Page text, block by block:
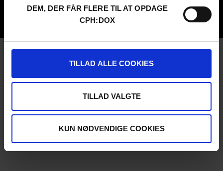
DEM, DER FÅR FLERE TIL AT OPDAGE
CPH:DOX
TILLAD ALLE COOKIES
TILLAD VALGTE
KUN NØDVENDIGE COOKIES
Privacy Policy